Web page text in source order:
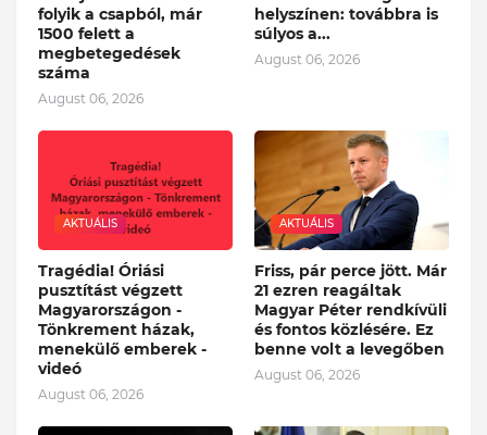
folyik a csapból, már
1500 felett a
megbetegedések
száma
August 06, 2026
helyszínen: továbbra is
súlyos a...
August 06, 2026
AKTUÁLIS
Tragédia! Óriási
pusztítást végzett
Magyarországon -
Tönkrement házak,
menekülő emberek -
videó
August 06, 2026
AKTUÁLIS
Friss, pár perce jött. Már
21 ezren reagáltak
Magyar Péter rendkívüli
és fontos közlésére. Ez
benne volt a levegőben
August 06, 2026